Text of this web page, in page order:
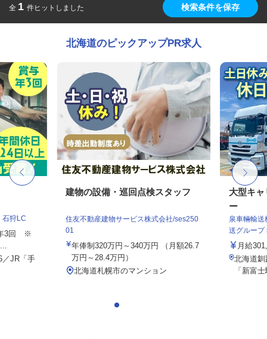
全 1 件ヒットしました 検索条件を保存
北海道のピックアップPR求人
狩LC
年3回 ※
／JR「手
建物の設備・巡回点検スタッフ
住友不動産建物サービス株式会社/ses250
01
年俸制320万円～340万円 （月額26.7
万円～28.4万円）
北海道札幌市のマンション
大型キ
ー
泉車輛輸
送グループ
月給
北海道釧
「新富